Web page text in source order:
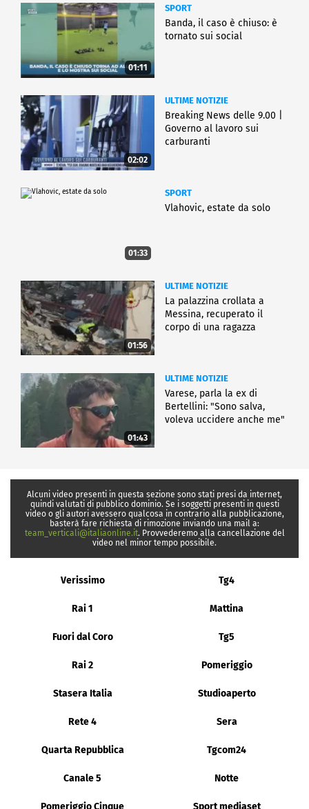
01:11
SPORT
Banda, il caso è chiuso: è
tornato sui social
02:02
ULTIME NOTIZIE
Breaking News delle 9.00 |
Governo al lavoro sui
carburanti
01:33
SPORT
Vlahovic, estate da solo
01:56
ULTIME NOTIZIE
La palazzina crollata a
Messina, recuperato il
corpo di una ragazza
01:43
ULTIME NOTIZIE
Varese, parla la ex di
Bertellini: "Sono salva,
voleva uccidere anche me"
Alcuni video presenti in questa sezione sono stati presi da internet,
quindi valutati di pubblico dominio. Se i soggetti presenti in questi
video o gli autori avessero qualcosa in contrario alla pubblicazione,
basterà fare richiesta di rimozione inviando una mail a:
team_verticali@italiaonline.it. Provvederemo alla cancellazione del
video nel minor tempo possibile.
Verissimo Tg4
Rai 1 Mattina
Fuori dal Coro Tg5
Rai 2 Pomeriggio
Stasera Italia Studioaperto
Rete 4 Sera
Quarta Repubblica Tgcom24
Canale 5 Notte
Pomeriggio Cinque Sport mediaset